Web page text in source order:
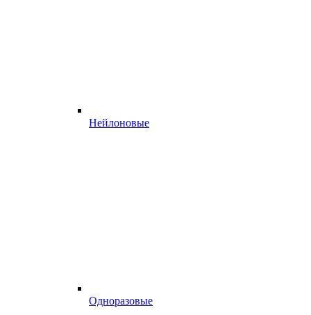
Нейлоновые
Одноразовые